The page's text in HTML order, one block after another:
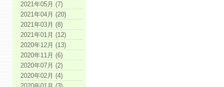
2021年05月 (7)
2021年04月 (20)
2021年03月 (8)
2021年01月 (12)
2020年12月 (13)
2020年11月 (6)
2020年07月 (2)
2020年02月 (4)